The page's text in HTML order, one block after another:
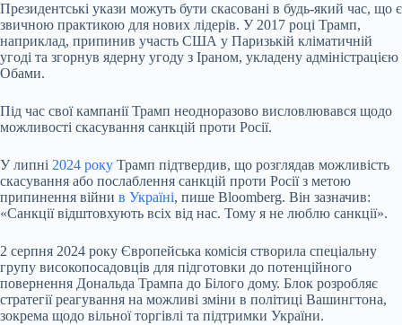
Президентські укази можуть бути скасовані в будь-який час, що є
звичною практикою для нових лідерів. У 2017 році Трамп,
наприклад, припинив участь США у Паризькій кліматичній
угоді та згорнув ядерну угоду з Іраном, укладену адміністрацією
Обами.
Під час свої кампанії Трамп неодноразово висловлювався щодо
можливості скасування санкцій проти Росії.
У липні 2024 року Трамп підтвердив, що розглядав можливість
скасування або послаблення санкцій проти Росії з метою
припинення війни в Україні, пише Bloomberg. Він зазначив:
«Санкції відштовхують всіх від нас. Тому я не люблю санкції».
2 серпня 2024 року Європейська комісія створила спеціальну
групу високопосадовців для підготовки до потенційного
повернення Дональда Трампа до Білого дому. Блок розробляє
стратегії реагування на можливі зміни в політиці Вашингтона,
зокрема щодо вільної торгівлі та підтримки України.